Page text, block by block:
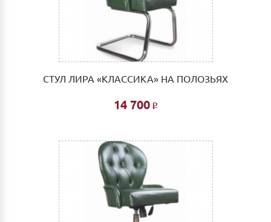
СТУЛ ЛИРА «КЛАССИКА» НА ПОЛОЗЬЯХ
14 700 Р